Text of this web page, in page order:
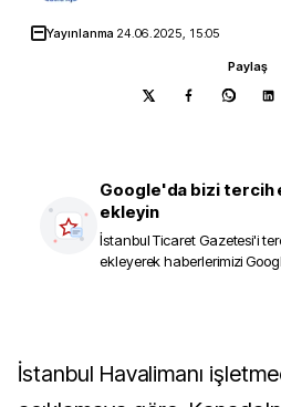
Yayınlanma 24.06.2025, 15:05
Paylaş
Google'da bizi tercih
ekleyin
İstanbul Ticaret Gazetesi'i
ekleyerek haberlerimizi
İstanbul Havalimanı işletmecisi İGA'dan yapılan